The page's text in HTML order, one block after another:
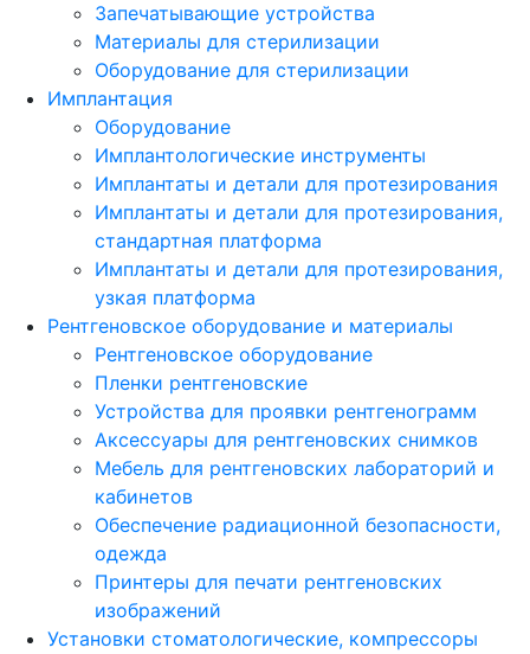
Запечатывающие устройства
Материалы для стерилизации
Оборудование для стерилизации
Имплантация
Оборудование
Имплантологические инструменты
Имплантаты и детали для протезирования
Имплантаты и детали для протезирования,
стандартная платформа
Имплантаты и детали для протезирования,
узкая платформа
Рентгеновское оборудование и материалы
Рентгеновское оборудование
Пленки рентгеновские
Устройства для проявки рентгенограмм
Аксессуары для рентгеновских снимков
Мебель для рентгеновских лабораторий и
кабинетов
Обеспечение радиационной безопасности,
одежда
Принтеры для печати рентгеновских
изображений
Установки стоматологические, компрессоры